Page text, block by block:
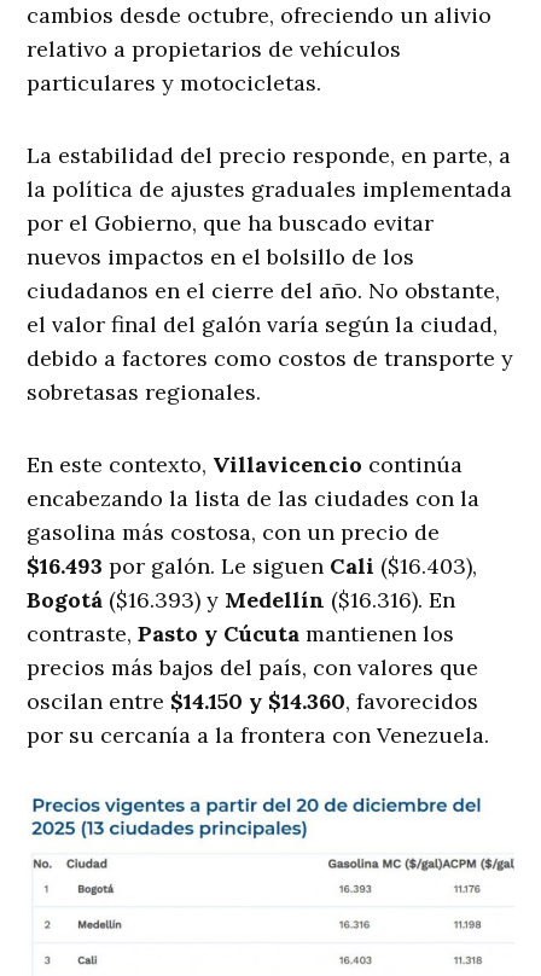
cambios desde octubre, ofreciendo un alivio
relativo a propietarios de vehículos
particulares y motocicletas.
La estabilidad del precio responde, en parte, a
la política de ajustes graduales implementada
por el Gobierno, que ha buscado evitar
nuevos impactos en el bolsillo de los
ciudadanos en el cierre del año. No obstante,
el valor final del galón varía según la ciudad,
debido a factores como costos de transporte y
sobretasas regionales.
En este contexto, Villavicencio continúa
encabezando la lista de las ciudades con la
gasolina más costosa, con un precio de
$16.493 por galón. Le siguen Cali ($16.403),
Bogotá ($16.393) y Medellín ($16.316). En
contraste,Pasto y Cúcuta mantienen los
precios más bajos del país, con valores que
oscilan entre $14.150 y $14.360, favorecidos
por su cercanía a la frontera con Venezuela.